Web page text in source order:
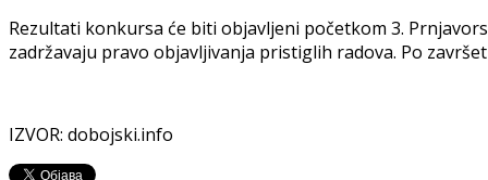
Rezultati konkursa će biti objavljeni početkom 3.
zadržavaju pravo objavljivanja pristiglih radova. Po
IZVOR: dobojski.info